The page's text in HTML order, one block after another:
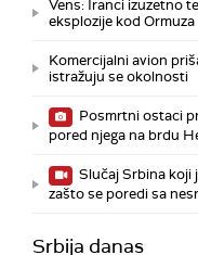
Vens: Iranci izuzetno
eksplozije kod Ormuza
Komercijalni avion
istražuju se okolnosti
Posmrtni ostaci
pored njega na brdu
Slučaj Srbina koji
zašto se poredi sa
Srbija danas